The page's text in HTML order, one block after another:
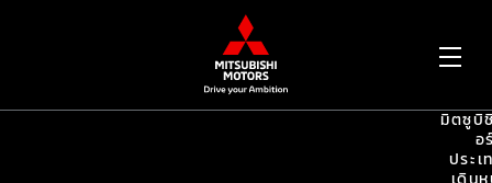
มิตซูบิ
อ
ประเ